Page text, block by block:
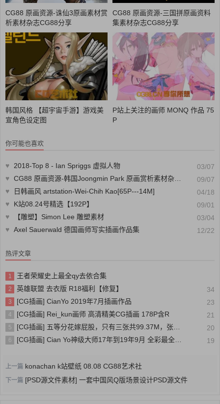
CG88 原画资源-诛仙3原画素材赏
析素材杂志CG88分享
CG88 原画资源-三国拼原画资料
集素材杂志CG88分享
韩国风格 【超宇宙手游】游戏美
宣角色设定图
P站上关注的画师 MONQ 作品 75
P
你可能也喜欢
♥ 2018-Top 8 - Ian Spriggs 虚拟人物
03/07
♥ CG88 原画资源-韩国Joongmin Park 原画赏析素材杂志CG88分享
09/07
♥
日韩画风 artstation-Wei-Chih Kao[65P---14M]
04/18
♥
K站08.24号精选【192P】
09/01
♥
【雕塑】Simon Lee 雕塑素材
03/04
♥ Axel Sauerwald 德国画师写实插画作品集 12/22
热评文章
1 王者荣耀史上最全qy去依合集
2 英雄联盟 去衣版 R18福利【修复】 34
3 [CG插画] CianYo 2019年7月插画作品 23
4 [CG插画] Rei_kun画师 高清精美CG插画 178P含R 21
5 [CG插画] 五等分花嫁屁股，只有三张共99.37M，张张精品 20
6 [CG插画] Cian Yo神级大师17年到19年9月 全彩最全合集[3G] 19
上一篇 konachan k站壁纸 08.08 CG88艺术社
下一篇 [PSD源文件素材] 一套中国风Q版场景设计PSD源文件